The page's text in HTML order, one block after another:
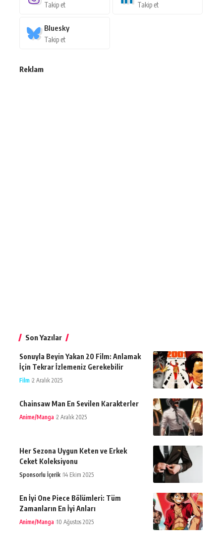
Takip et Takip et
Bluesky
Takip et
Reklam
Son Yazılar
Sonuyla Beyin Yakan 20 Film: Anlamak
İçin Tekrar İzlemeniz Gerekebilir
Film 2 Aralık 2025
Chainsaw Man En Sevilen Karakterler
Anime/Manga 2 Aralık 2025
Her Sezona Uygun Keten ve Erkek
Ceket Koleksiyonu
Sponsorlu İçerik 14 Ekim 2025
En İyi One Piece Bölümleri: Tüm
Zamanların En İyi Anları
Anime/Manga 10 Ağustos 2025